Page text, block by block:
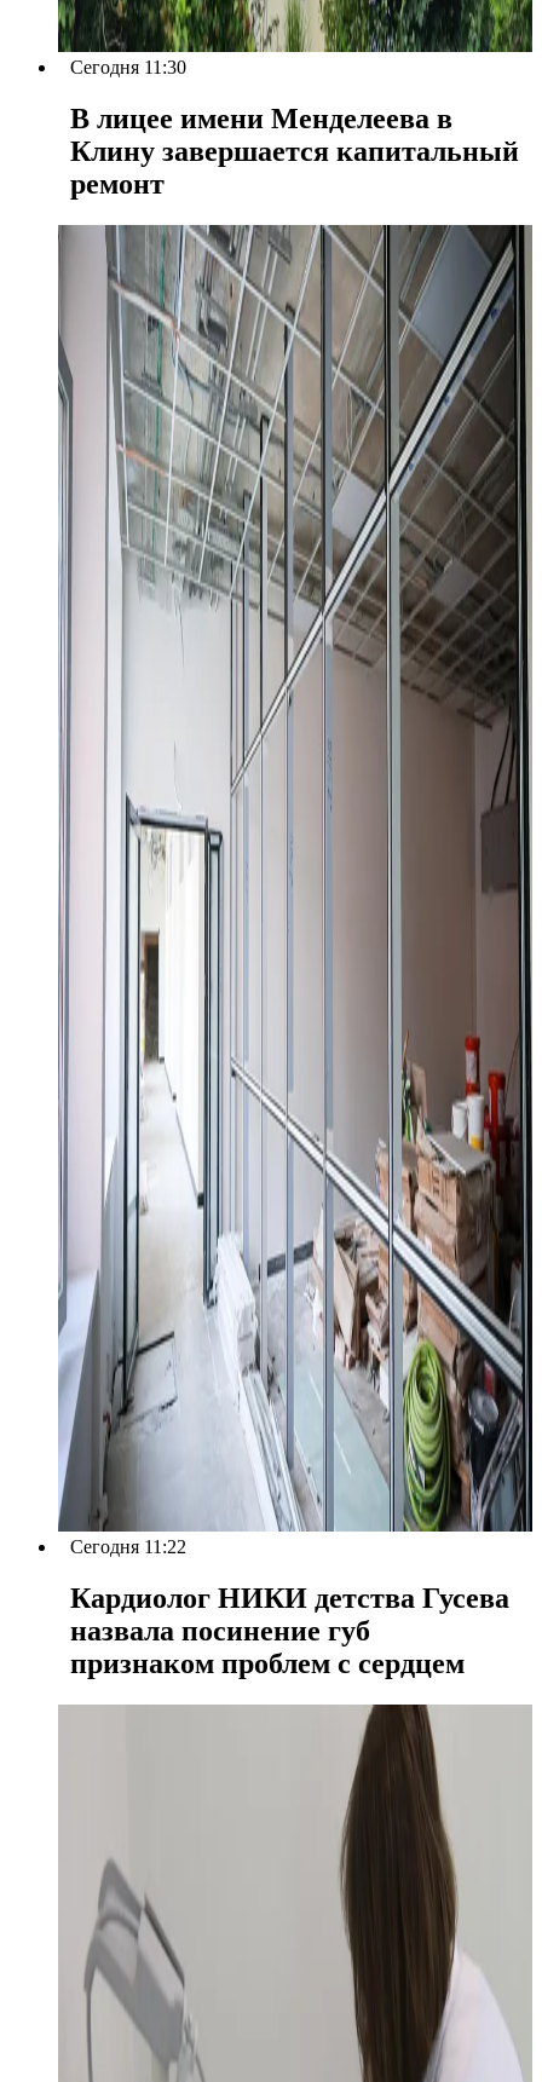
Сегодня 11:30
В лицее имени Менделеева в
Клину завершается капитальный
ремонт
Сегодня 11:22
Кардиолог НИКИ детства Гусева
назвала посинение губ
признаком проблем с сердцем